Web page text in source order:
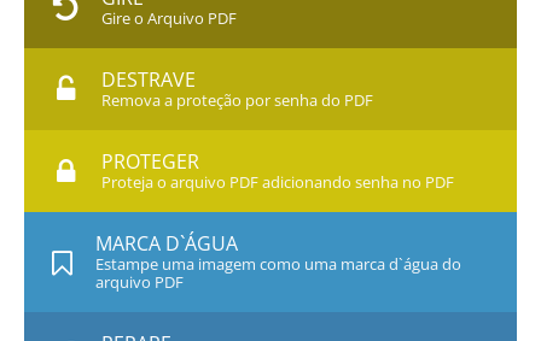
Gire o Arquivo PDF
DESTRAVE
Remova a proteção por senha do PDF
PROTEGER
Proteja o arquivo PDF adicionando senha no PDF
MARCA D`ÁGUA
Estampe uma imagem como uma marca d`água do
arquivo PDF